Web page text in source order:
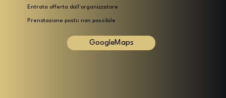
Entrata offerta dall'organizzatore
Prenotazione posti: non possibile
GoogleMaps